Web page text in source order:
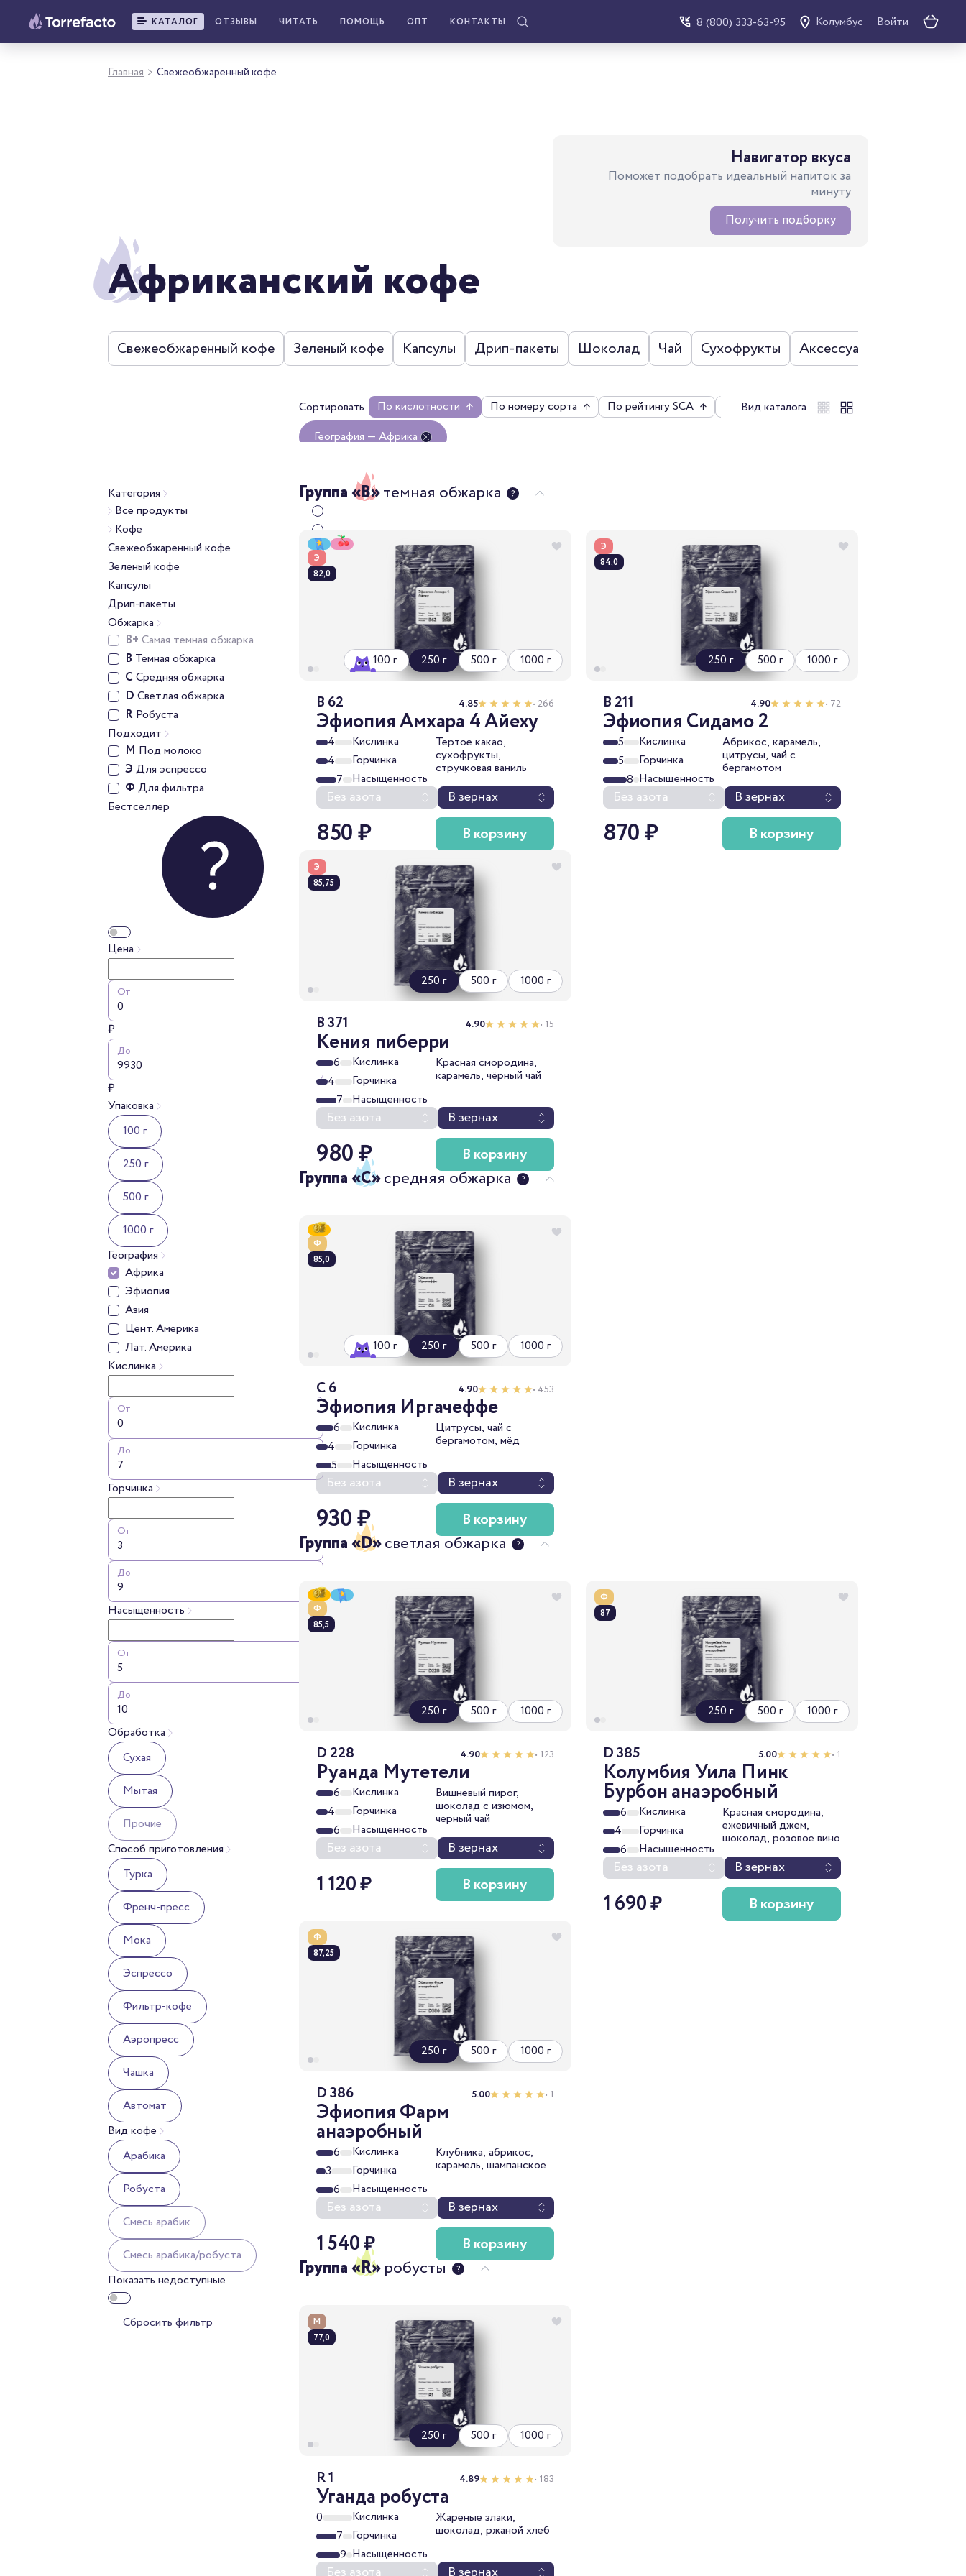
КАТАЛОГ ОТЗЫВЫ ЧИТАТЬ ПОМОЩЬ ОПТ КОНТАКТЫ 8 (800) 333-63-95 Колумбус Войти
Главная > Свежеобжаренный кофе
Навигатор вкуса
Поможет подобрать идеальный напиток за
минуту
Получить подборку
Африканский кофе
Свежеобжаренный кофе Зеленый кофе Капсулы Дрип-пакеты Шоколад Чай Сухофрукты Аксессуары
Сортировать По кислотности ↑ По номеру сорта ↑ По рейтингу SCA ↑ По цене ↑ По рейтингу
Вид каталога
География — Африка
Очистить все
Категория
Все продукты
Кофе
Свежеобжаренный кофе
Зеленый кофе
Капсулы
Дрип-пакеты
Обжарка
B+ Самая темная обжарка
B Темная обжарка
C Средняя обжарка
D Светлая обжарка
R Робуста
Подходит
М Под молоко
Э Для эспрессо
Ф Для фильтра
Бестселлер
Цена
От
₽
До
₽
Упаковка
100 г
250 г
500 г
1000 г
География
Африка
Эфиопия
Азия
Цент. Америка
Лат. Америка
Кислинка
От
До
Горчинка
От
До
Насыщенность
От
До
Обработка
Сухая
Мытая
Прочие
Способ приготовления
Турка
Френч-пресс
Мока
Эспрессо
Фильтр-кофе
Аэропресс
Чашка
Автомат
Вид кофе
Арабика
Робуста
Смесь арабик
Cмесь арабика/робуста
Показать недоступные
Сбросить фильтр
Группа «B»темная обжарка
Э
82,0
100 г 250 г 500 г 1000 г
B 62 4.85 • 266
Эфиопия Амхара 4 Айеху
4
Кислинка
4
Горчинка
7
Насыщенность
Тертое какао,
сухофрукты,
стручковая ваниль
Без азота В зернах
850 ₽ В корзину
Э
84,0
250 г 500 г 1000 г
B 211 4.90 • 72
Эфиопия Сидамо 2
5
Кислинка
5
Горчинка
8 Насыщенность
Абрикос, карамель,
цитрусы, чай с
бергамотом
Без азота В зернах
870 ₽ В корзину
Э
85,75
250 г 500 г 1000 г
B 371 4.90 • 15
Кения пиберри
6
Кислинка
4
Горчинка
7
Насыщенность
Красная смородина,
карамель, чёрный чай
Без азота В зернах
980 ₽ В корзину
Группа «C»средняя обжарка
Ф
85,0
100 г 250 г 500 г 1000 г
C 6 4.90 • 453
Эфиопия Иргачеффе
6
Кислинка
4
Горчинка
5
Насыщенность
Цитрусы, чай с
бергамотом, мёд
Без азота В зернах
930 ₽ В корзину
Группа «D»светлая обжарка
Ф
85,5
250 г 500 г 1000 г
D 228 4.90 • 123
Руанда Мутетели
6
Кислинка
4
Горчинка
6
Насыщенность
Вишневый пирог,
шоколад с изюмом,
черный чай
Без азота В зернах
1 120 ₽ В корзину
Ф
87
250 г 500 г 1000 г
D 385 5.00 • 1
Колумбия Уила Пинк
Бурбон анаэробный
6
Кислинка
4
Горчинка
6
Насыщенность
Красная смородина,
ежевичный джем,
шоколад, розовое вино
Без азота В зернах
1 690 ₽ В корзину
Ф
87,25
250 г 500 г 1000 г
D 386 5.00 • 1
Эфиопия Фарм
анаэробный
6
Кислинка
3
Горчинка
6
Насыщенность
Клубника, абрикос,
карамель, шампанское
Без азота В зернах
1 540 ₽ В корзину
Группа «R»робусты
М
77,0
250 г 500 г 1000 г
R 1 4.89 • 183
Уганда робуста
0
Кислинка
7
Горчинка
9 Насыщенность
Жареные злаки,
шоколад, ржаной хлеб